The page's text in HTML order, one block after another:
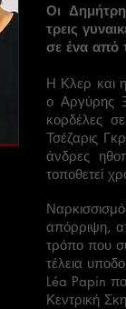
Οι
τρεις
σε ένα από
Η Κλερ και
ο Αργύρης
κορδέλες
Τσέζαρις
άνδρες
τοποθετεί
απόρριψη,
τρόπο που
τέλεια
Léa Papin
Κεντρική